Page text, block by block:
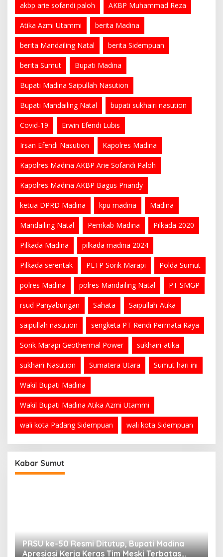
akbp arie sofandi paloh AKBP Muhammad Reza
Atika Azmi Utammi berita Madina
berita Mandailing Natal berita Sidempuan
berita Sumut Bupati Madina
Bupati Madina Saipullah Nasution
Bupati Mandailing Natal bupati sukhairi nasution
Covid-19 Erwin Efendi Lubis
Irsan Efendi Nasution Kapolres Madina
Kapolres Madina AKBP Arie Sofandi Paloh
Kapolres Madina AKBP Bagus Priandy
ketua DPRD Madina kpu madina Madina
Mandailing Natal Pemkab Madina Pilkada 2020
Pilkada Madina pilkada madina 2024
Pilkada serentak PLTP Sorik Marapi Polda Sumut
polres Madina polres Mandailing Natal PT SMGP
rsud Panyabungan Sahata Saipullah-Atika
saipullah nasution sengketa PT Rendi Permata Raya
Sorik Marapi Geothermal Power sukhairi-atika
sukhairi Nasution Sumatera Utara Sumut hari ini
Wakil Bupati Madina
Wakil Bupati Madina Atika Azmi Utammi
wali kota Padang Sidempuan wali kota Sidempuan
Kabar Sumut
PRSU ke-50 Resmi Ditutup, Bupati Madina
Apresiasi Kerja Keras Tim Meski Terbatas